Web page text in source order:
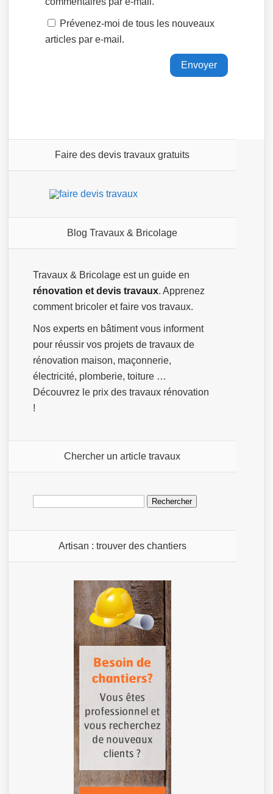
Prévenez-moi de tous les nouveaux
articles par e-mail.
Faire des devis travaux gratuits
Blog Travaux & Bricolage
Travaux & Bricolage est un guide en
rénovation et devis travaux. Apprenez
comment bricoler et faire vos travaux.
Nos experts en bâtiment vous informent
pour réussir vos projets de travaux de
rénovation maison, maçonnerie,
électricité, plomberie, toiture …
Découvrez le prix des travaux rénovation
!
Chercher un article travaux
Rechercher :
Artisan : trouver des chantiers